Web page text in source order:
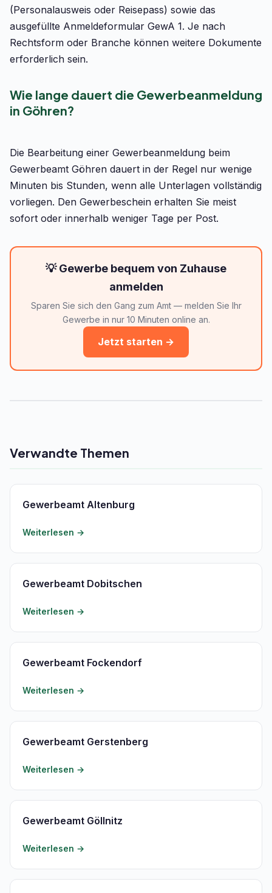
(Personalausweis oder Reisepass) sowie das
ausgefüllte Anmeldeformular GewA 1. Je nach
Rechtsform oder Branche können weitere Dokumente
erforderlich sein.
Wie lange dauert die Gewerbeanmeldung
in Göhren?
Die Bearbeitung einer Gewerbeanmeldung beim
Gewerbeamt Göhren dauert in der Regel nur wenige
Minuten bis Stunden, wenn alle Unterlagen vollständig
vorliegen. Den Gewerbeschein erhalten Sie meist
sofort oder innerhalb weniger Tage per Post.
💡 Gewerbe bequem von Zuhause
anmelden
Sparen Sie sich den Gang zum Amt — melden Sie Ihr
Gewerbe in nur 10 Minuten online an.
Jetzt starten →
Verwandte Themen
Gewerbeamt Altenburg
Weiterlesen →
Gewerbeamt Dobitschen
Weiterlesen →
Gewerbeamt Fockendorf
Weiterlesen →
Gewerbeamt Gerstenberg
Weiterlesen →
Gewerbeamt Göllnitz
Weiterlesen →